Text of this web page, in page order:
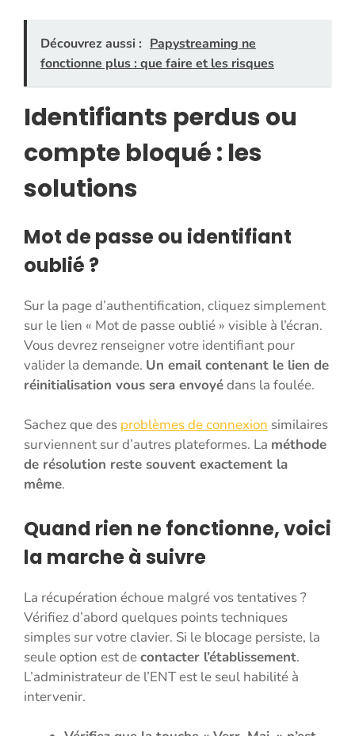
Découvrez aussi : Papystreaming ne
fonctionne plus : que faire et les risques
Identifiants perdus ou
compte bloqué : les
solutions
Mot de passe ou identifiant
oublié ?
Sur la page d’authentification, cliquez simplement
sur le lien « Mot de passe oublié » visible à l’écran.
Vous devrez renseigner votre identifiant pour
valider la demande. Un email contenant le lien de
réinitialisation vous sera envoyédans la foulée.
Sachez que des problèmes de connexion similaires
surviennent sur d’autres plateformes. La méthode
de résolution reste souvent exactement la
même.
Quand rien ne fonctionne, voici
la marche à suivre
La récupération échoue malgré vos tentatives ?
Vérifiez d’abord quelques points techniques
simples sur votre clavier. Si le blocage persiste, la
seule option est decontacter l’établissement.
L’administrateur de l’ENT est le seul habilité à
intervenir.